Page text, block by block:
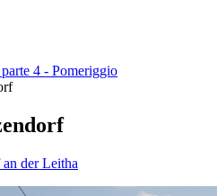
4 - Pomeriggio
der Leitha